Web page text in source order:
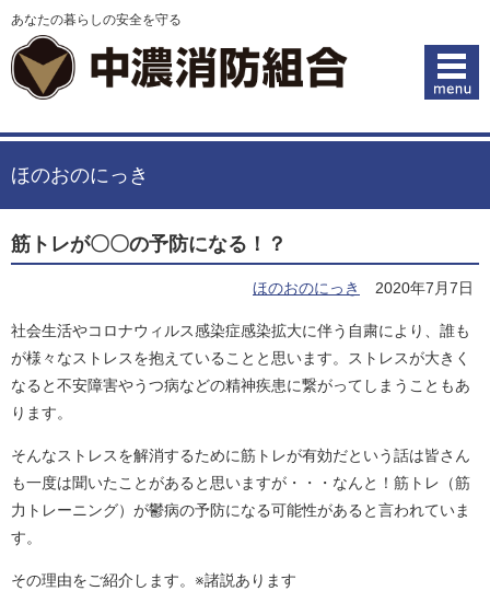
あなたの暮らしの安全を守る
ほのおのにっき
筋トレが〇〇の予防になる！？
ほのおのにっき 2020年7月7日
社会生活やコロナウィルス感染症感染拡大に伴う自粛により、誰も
が様々なストレスを抱えていることと思います。ストレスが大きく
なると不安障害やうつ病などの精神疾患に繋がってしまうこともあ
ります。
そんなストレスを解消するために筋トレが有効だという話は皆さん
も一度は聞いたことがあると思いますが・・・なんと！筋トレ（筋
力トレーニング）が鬱病の予防になる可能性があると言われていま
す。
その理由をご紹介します。※諸説あります